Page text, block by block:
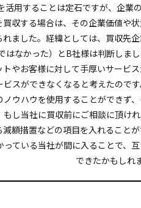
用することは定石ですが、企
収する場合は、その企業価値や
ました。経緯としては、買収先
はなかった）とB社様は判断し
やお客様に対して手厚いサービ
スができなくなると考えたので
ウハウを使用することができず
し当社に買収前にご相談に頂け
額措置などの項目を入れること
ている当社が間に入ることで、
できたかもしれ